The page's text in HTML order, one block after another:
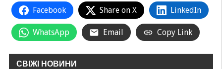
Facebook Share on X LinkedIn
WhatsApp Email Copy Link
СВІЖІ НОВИНИ